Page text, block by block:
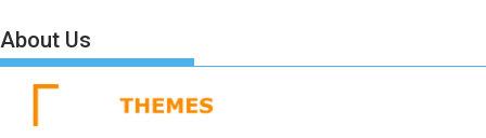
About Us